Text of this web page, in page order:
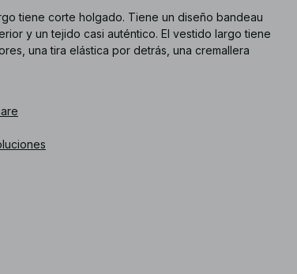
tiene corte holgado. Tiene un diseño bandeau
y un tejido casi auténtico. El vestido largo tiene
una tira elástica por detrás, una cremallera
forro. Este vestido largo está disponible en
: